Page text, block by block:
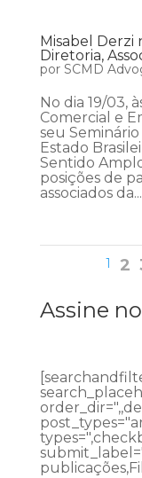
Misabel Derzi
Diretoria,
por SCMD
No dia 19/03,
Comercial e
seu
Estado
Sentido
posições de
associados da...
1 2
Assine